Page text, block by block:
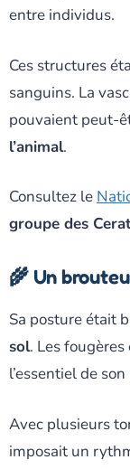
entre individus.
Ces structures
sanguins. La
pouvaient peut-
l’animal.
Consultez le
groupe des
🌾 Un
Sa posture était
sol. Les
l’essentiel de
Avec plusieurs
imposait un